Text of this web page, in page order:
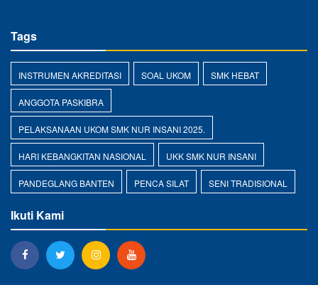
Tags
INSTRUMEN AKREDITASI SOAL UKOM SMK HEBAT
ANGGOTA PASKIBRA
PELAKSANAAN UKOM SMK NUR INSANI 2025.
HARI KEBANGKITAN NASIONAL UKK SMK NUR INSANI
PANDEGLANG BANTEN PENCA SILAT SENI TRADISIONAL
Ikuti Kami